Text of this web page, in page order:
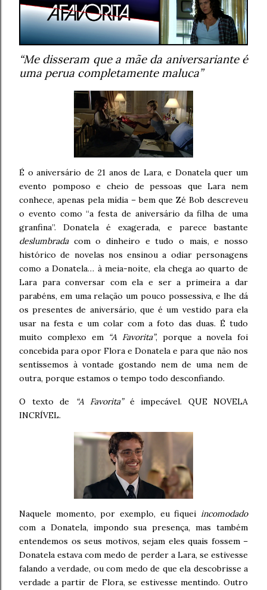
“Me disseram que a mãe da aniversariante é
uma perua completamente maluca”
É o aniversário de 21 anos de Lara, e Donatela quer um
evento pomposo e cheio de pessoas que Lara nem
conhece, apenas pela mídia – bem que Zé Bob descreveu
o evento como “a festa de aniversário da filha de uma
granfina”. Donatela é exagerada, e parece bastante
deslumbradacom o dinheiro e tudo o mais, e nosso
histórico de novelas nos ensinou a odiar personagens
como a Donatela… à meia-noite, ela chega ao quarto de
Lara para conversar com ela e ser a primeira a dar
parabéns, em uma relação um pouco possessiva, e lhe dá
os presentes de aniversário, que é um vestido para ela
usar na festa e um colar com a foto das duas. É tudo
muito complexo em “A Favorita”, porque a novela foi
concebida para opor Flora e Donatela e para que não nos
sentíssemos à vontade gostando nem de uma nem de
outra, porque estamos o tempo todo desconfiando.
O texto de “A Favorita”é impecável. QUE NOVELA
INCRÍVEL.
Naquele momento, por exemplo, eu fiquei incomodado
com a Donatela, impondo sua presença, mas também
entendemos os seus motivos, sejam eles quais fossem –
Donatela estava com medo de perder a Lara, se estivesse
falando a verdade, ou com medo de que ela descobrisse a
verdade a partir de Flora, se estivesse mentindo. Outro